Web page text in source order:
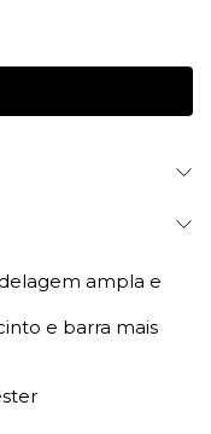
ampla e
e barra mais